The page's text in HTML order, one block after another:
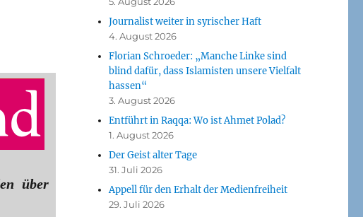
über
Journalist weiter in syrischer Haft
4. August 2026
Florian Schroeder: „Manche Linke sind
blind dafür, dass Islamisten unsere Vielfalt
hassen“
3. August 2026
Entführt in Raqqa: Wo ist Ahmet Polad?
1. August 2026
Der Geist alter Tage
31. Juli 2026
Appell für den Erhalt der Medienfreiheit
29. Juli 2026